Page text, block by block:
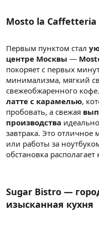
Mosto la
Первым пунктом стал
центре Москвы —
покоряет с первых
минимализма, мягкий
свежеобжаренного
латте с карамелью,
пробовать, а свежая
производства
завтрака. Это отличное
или работы за
обстановка
Sugar Bistro —
изысканная кухня